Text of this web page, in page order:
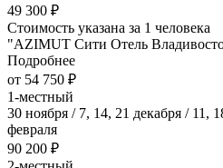
49 300 ₽
Стоимость указана за 1 человека
"AZIMUT Сити Отель
Подробнее
от 54 750 ₽
1-местный
30 ноября / 7, 14, 21 декабря / 11,
февраля
90 200 ₽